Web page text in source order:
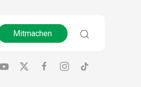
Mitmachen